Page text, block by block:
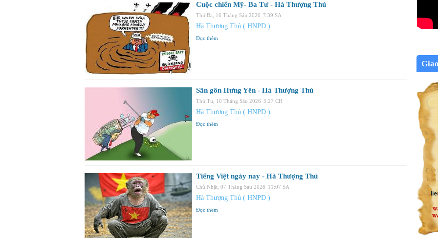
Cuộc chiến Mỹ- Ba Tư - Hà Thượng Thủ
Thứ Ba, 16 Tháng Sáu 2026 7:39 SA
Hà Thượng Thủ ( HNPD )
Đọc thêm
Sân gôn Hưng Yên - Hà Thượng Thủ
Thứ Tư, 10 Tháng Sáu 2026 5:27 CH
Hà Thượng Thủ ( HNPD )
Đọc thêm
Tiếng Việt ngày nay - Hà Thượng Thủ
Chủ Nhật, 07 Tháng Sáu 2026 11:07 SA
Hà Thượng Thủ ( HNPD )
Đọc thêm